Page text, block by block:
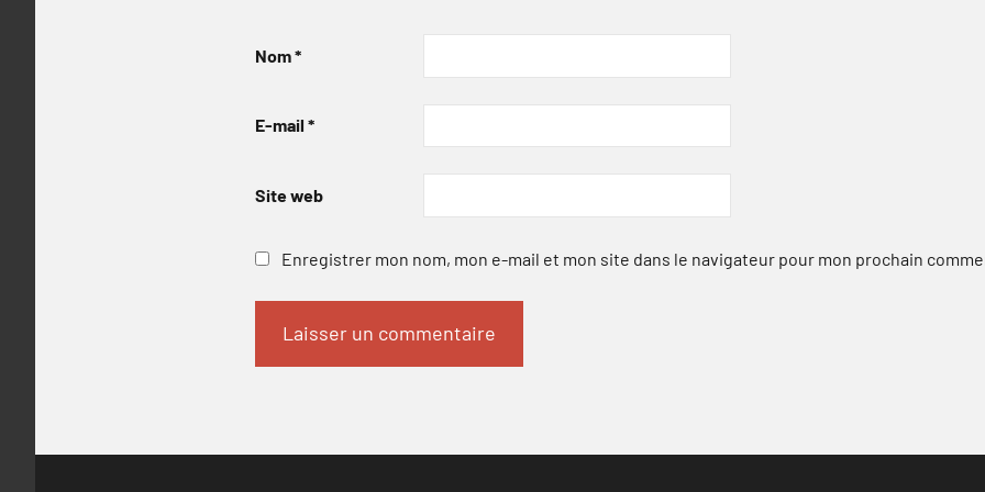
Nom*
E-mail *
Site web
Enregistrer mon nom, mon e-mail et mon site dans le navigateur pour mon prochain